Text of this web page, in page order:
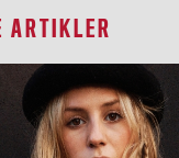
ARTIKLER